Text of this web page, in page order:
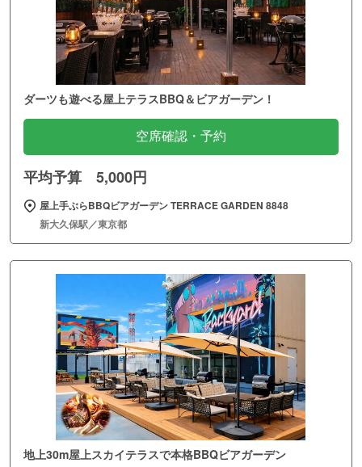
ダーツも遊べる屋上テラスBBQ＆ビアガーデン！
空席確認・予約
平均予算 5,000円
屋上手ぶらBBQビアガーデン TERRACE GARDEN 8848
新大久保駅／東京都
地上30m屋上スカイテラスで本格BBQビアガーデン